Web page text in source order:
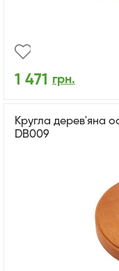
1 471 грн.
Кругла дерев'яна
DB009